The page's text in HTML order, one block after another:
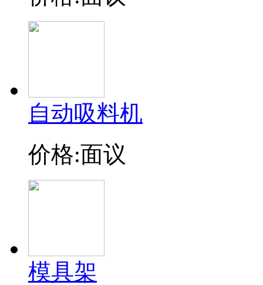
自动吸料机
价格:面议
模具架